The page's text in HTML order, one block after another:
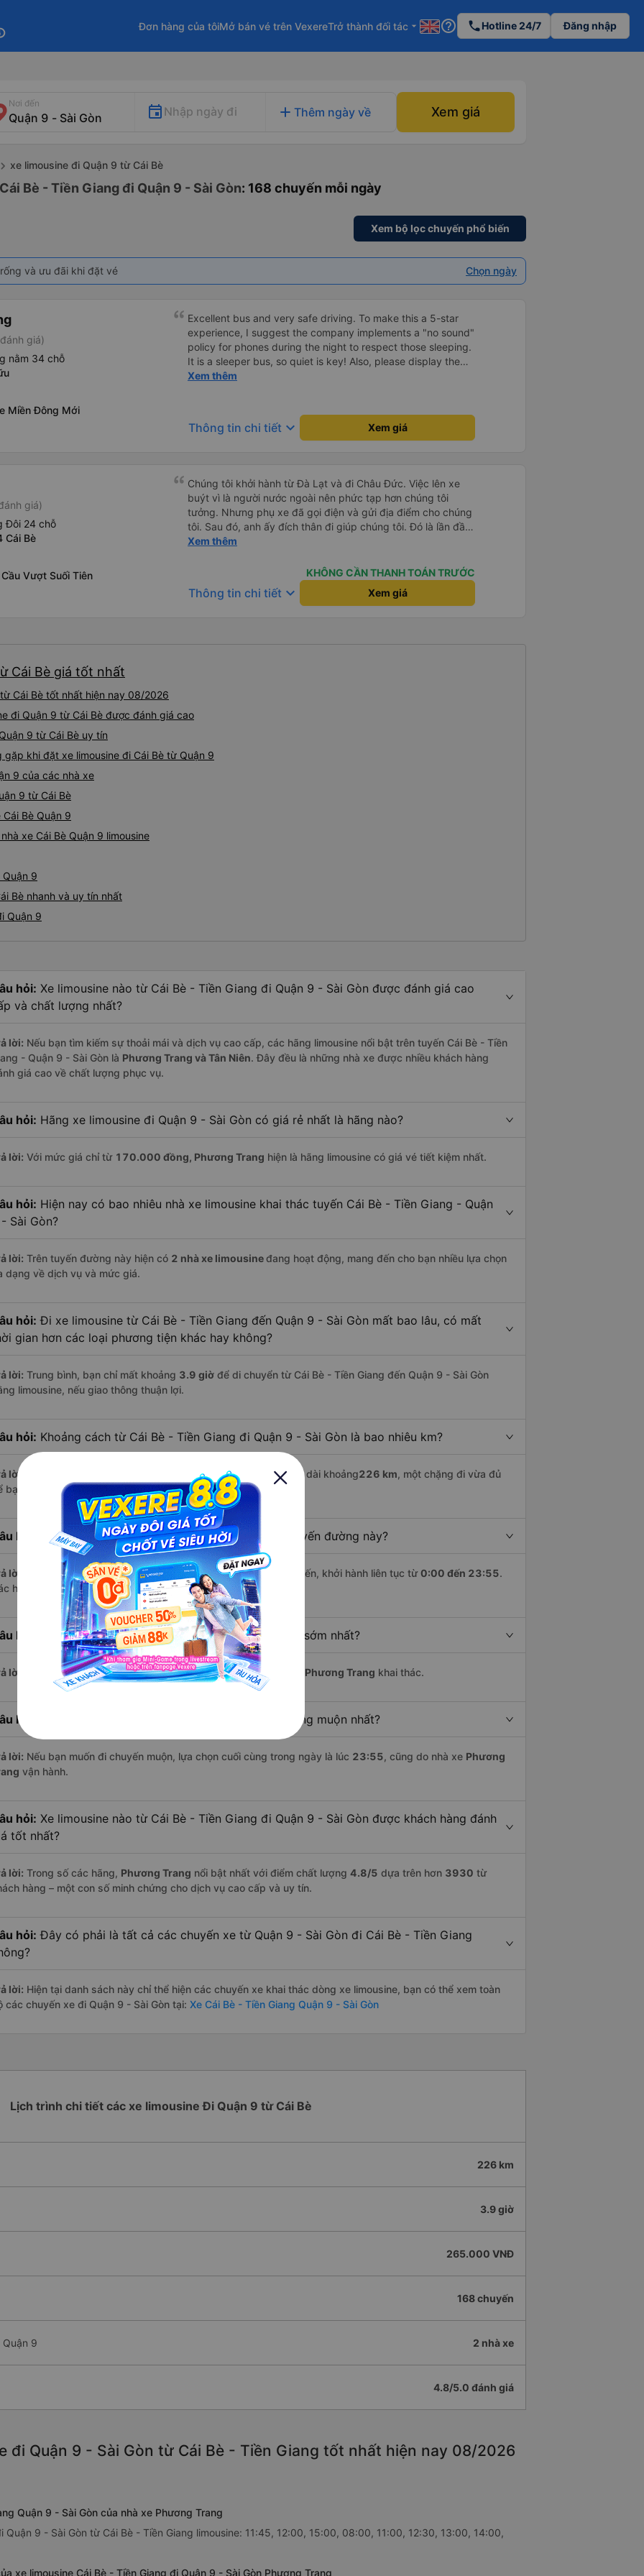
Đơn hàng của tôiMở bán vé trên VexereTrở thành đối tác arrow_drop_down help_outline phoneHotline 24/7 Đăng nhập
Nơi đến
Nhập ngày đi add Thêm ngày về Xem giá
xe limousine đi Quận 9 từ Cái Bè
Bè - Tiền Giang đi Quận 9 - Sài Gòn: 168 chuyến mỗi ngày
Xem bộ lọc chuyến phổ biến
và ưu đãi khi đặt vé Chọn ngày
giá)
nằm 34 chỗ
Miền Đông Mới
Excellent bus and very safe driving. To make this a 5-star
experience, I suggest the company implements a "no sound"
policy for phones during the night to respect those sleeping.
It is a sleeper bus, so quiet is key! Also, please display the
Wi-Fi password clearly inside the cabin for convenience. I
hơn, tôi góp ý nhà xe nên có quy định rõ ràng về việc giữ im
lặng (tắt âm thanh điện thoại) vào ban đêm để tránh làm
Tôi vẫn sẽ tiếp tục ủng hộ nhà xe trong tương lai!
Xem thêm
Thông tin chi tiết keyboard_arrow_down Xem giá
giá)
Đôi 24 chỗ
Cái Bè
Vượt Suối Tiên
Chúng tôi khởi hành từ Đà Lạt và đi Châu Đức. Việc lên xe
buýt vì là người nước ngoài nên phức tạp hơn chúng tôi
tưởng. Nhưng phụ xe đã gọi điện và gửi địa điểm cho chúng
tôi. Sau đó, anh ấy đích thân đi giúp chúng tôi. Đó là lần đầu
tiên đi xe giường nằm với hai đứa trẻ nhỏ khá thú vị. Chúng
uống. Tôi rất ngạc nhiên khi xe dừng lại lúc nửa đêm ở Cần
Thơ và mọi người xuống xe ăn. Khi đến điểm dừng, họ đánh
thức chúng tôi dậy và đảm bảo chúng tôi đã sẵn sàng. Nhìn
Xem thêm
KHÔNG CẦN THANH TOÁN TRƯỚC
Thông tin chi tiết keyboard_arrow_down Xem giá
Cái Bè giá tốt nhất
Cái Bè tốt nhất hiện nay 08/2026
đi Quận 9 từ Cái Bè được đánh giá cao
9 từ Cái Bè uy tín
khi đặt xe limousine đi Cái Bè từ Quận 9
9 của các nhà xe
9 từ Cái Bè
Bè Quận 9
xe Cái Bè Quận 9 limousine
9
Bè nhanh và uy tín nhất
Quận 9
hỏi: Xe limousine nào từ Cái Bè - Tiền Giang đi Quận 9 - Sài Gòn được đánh giá cao
và chất lượng nhất?
lời: Nếu bạn tìm kiếm sự thoải mái và dịch vụ cao cấp, các hãng limousine nổi bật trên tuyến Cái Bè - Tiền
- Quận 9 - Sài Gòn là Phương Trang và Tân Niên. Đây đều là những nhà xe được nhiều khách hàng
giá cao về chất lượng phục vụ.
hỏi: Hãng xe limousine đi Quận 9 - Sài Gòn có giá rẻ nhất là hãng nào?
lời: Với mức giá chỉ từ 170.000 đồng, Phương Trang hiện là hãng limousine có giá vé tiết kiệm nhất.
hỏi: Hiện nay có bao nhiêu nhà xe limousine khai thác tuyến Cái Bè - Tiền Giang - Quận
Sài Gòn?
lời: Trên tuyến đường này hiện có 2 nhà xe limousineđang hoạt động, mang đến cho bạn nhiều lựa chọn
dạng về dịch vụ và mức giá.
hỏi: Đi xe limousine từ Cái Bè - Tiền Giang đến Quận 9 - Sài Gòn mất bao lâu, có mất
gian hơn các loại phương tiện khác hay không?
lời: Trung bình, bạn chỉ mất khoảng 3.9 giờ để di chuyển từ Cái Bè - Tiền Giang đến Quận 9 - Sài Gòn
limousine, nếu giao thông thuận lợi.
hỏi: Khoảng cách từ Cái Bè - Tiền Giang đi Quận 9 - Sài Gòn là bao nhiêu km?
lời: Quãng đường từ Cái Bè - Tiền Giang đến Quận 9 - Sài Gòn dài khoảng226 km, một chặng đi vừa đủ
bạn thư giãn trên xe limousine thoải mái.
hỏi: Mỗi ngày có bao nhiêu chuyến limousine trên tuyến đường này?
lời: Mỗi ngày có tới168 chuyến limousinehoạt động trên tuyến, khởi hành liên tục từ0:00 đến 23:55.
hãng nổi bật gồm: Phương Trang, Tân Niên,...
hỏi: Xe limousine nào khởi hành từ Quận 9 - Sài Gòn sớm nhất?
lời: Chuyến limousine sớm nhất khởi hành lúc0:00, do nhà xe Phương Trang khai thác.
hỏi: Xe limousine nào khởi hành từ Cái Bè - Tiền Giang muộn nhất?
lời: Nếu bạn muốn đi chuyến muộn, lựa chọn cuối cùng trong ngày là lúc 23:55, cũng do nhà xe Phương
vận hành.
hỏi: Xe limousine nào từ Cái Bè - Tiền Giang đi Quận 9 - Sài Gòn được khách hàng đánh
tốt nhất?
lời: Trong số các hãng, Phương Trang nổi bật nhất với điểm chất lượng 4.8/5 dựa trên hơn 3930 từ
hàng – một con số minh chứng cho dịch vụ cao cấp và uy tín.
hỏi: Đây có phải là tất cả các chuyến xe từ Quận 9 - Sài Gòn đi Cái Bè - Tiền Giang
lời: Hiện tại danh sách này chỉ thể hiện các chuyến xe khai thác dòng xe limousine, bạn có thể xem toàn
các chuyến xe đi Quận 9 - Sài Gòn tại: Xe Cái Bè - Tiền Giang Quận 9 - Sài Gòn
Lịch trình chi tiết các xe limousine Đi Quận 9 từ Cái Bè
226 km
3.9 giờ
265.000 VNĐ
168 chuyến
9 2 nhà xe
4.8/5.0 đánh giá
đi Quận 9 - Sài Gòn từ Cái Bè - Tiền Giang tốt nhất hiện nay 08/2026
Quận 9 - Sài Gòn của nhà xe Phương Trang
9 - Sài Gòn từ Cái Bè - Tiền Giang limousine: 11:45, 12:00, 15:00, 08:00, 11:00, 12:30, 13:00, 14:00,
xe limousine Cái Bè - Tiền Giang đi Quận 9 - Sài Gòn Phương Trang